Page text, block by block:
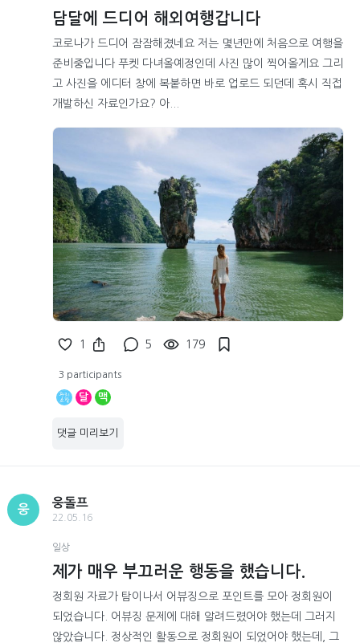
담달에 드디어 해외여행갑니다
코로나가 드디어 잠잠해졌네요 저는 몇년만에 처음으로 여행을
준비중입니다 푸켓 다녀올예정인데 사진 많이 찍어올게요 그리
고 사진을 에디터 창에 복붙하면 바로 업로드 되던데 혹시 직접
개발하신 자료인가요? 아...
1 5 179
3 participants
달 맥
댓글 미리보기
웅
웅돌프
22.05.16
일상
제가 매우 부끄러운 행동을 했습니다.
정회원 자료가 탐이나서 어뷰징으로 포인트를 모아 정회원이
되었습니다. 어뷰징 문제에 대해 알려드렸어야 했는데 그러지
않았습니다. 정상적인 활동으로 정회원이 되었어야 했는데, 그